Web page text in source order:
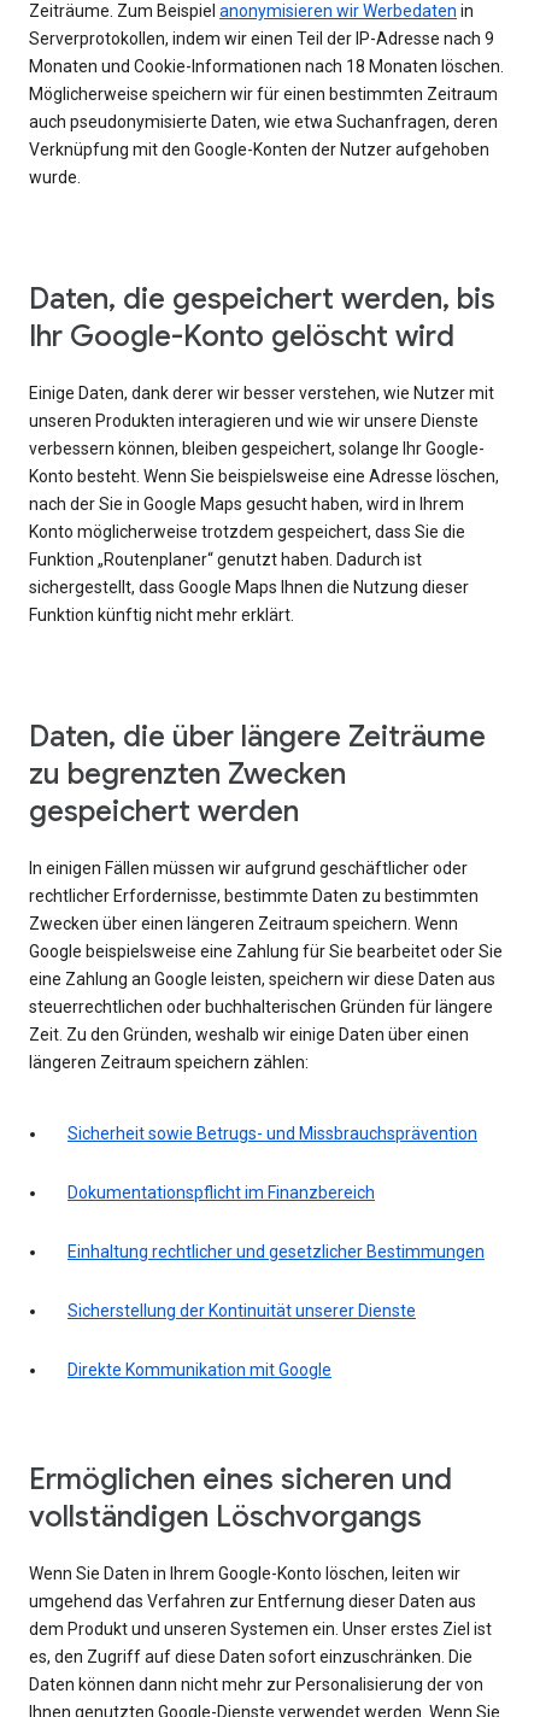
Zeiträume. Zum Beispiel anonymisieren wir Werbedaten in
Serverprotokollen, indem wir einen Teil der IP-Adresse nach 9
Monaten und Cookie-Informationen nach 18 Monaten löschen.
Möglicherweise speichern wir für einen bestimmten Zeitraum
auch pseudonymisierte Daten, wie etwa Suchanfragen, deren
Verknüpfung mit den Google-Konten der Nutzer aufgehoben
wurde.
Daten, die gespeichert werden, bis
Ihr Google-Konto gelöscht wird
Einige Daten, dank derer wir besser verstehen, wie Nutzer mit
unseren Produkten interagieren und wie wir unsere Dienste
verbessern können, bleiben gespeichert, solange Ihr Google-
Konto besteht. Wenn Sie beispielsweise eine Adresse löschen,
nach der Sie in Google Maps gesucht haben, wird in Ihrem
Konto möglicherweise trotzdem gespeichert, dass Sie die
Funktion „Routenplaner“ genutzt haben. Dadurch ist
sichergestellt, dass Google Maps Ihnen die Nutzung dieser
Funktion künftig nicht mehr erklärt.
Daten, die über längere Zeiträume
zu begrenzten Zwecken
gespeichert werden
In einigen Fällen müssen wir aufgrund geschäftlicher oder
rechtlicher Erfordernisse, bestimmte Daten zu bestimmten
Zwecken über einen längeren Zeitraum speichern. Wenn
Google beispielsweise eine Zahlung für Sie bearbeitet oder Sie
eine Zahlung an Google leisten, speichern wir diese Daten aus
steuerrechtlichen oder buchhalterischen Gründen für längere
Zeit. Zu den Gründen, weshalb wir einige Daten über einen
längeren Zeitraum speichern zählen:
Sicherheit sowie Betrugs- und Missbrauchsprävention
Dokumentationspflicht im Finanzbereich
Einhaltung rechtlicher und gesetzlicher Bestimmungen
Sicherstellung der Kontinuität unserer Dienste
Direkte Kommunikation mit Google
Ermöglichen eines sicheren und
vollständigen Löschvorgangs
Wenn Sie Daten in Ihrem Google-Konto löschen, leiten wir
umgehend das Verfahren zur Entfernung dieser Daten aus
dem Produkt und unseren Systemen ein. Unser erstes Ziel ist
es, den Zugriff auf diese Daten sofort einzuschränken. Die
Daten können dann nicht mehr zur Personalisierung der von
Ihnen genutzten Google-Dienste verwendet werden. Wenn Sie